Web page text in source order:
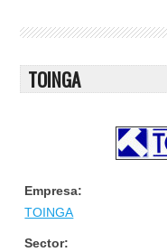
TOINGA
Empresa:
TOINGA
Sector: